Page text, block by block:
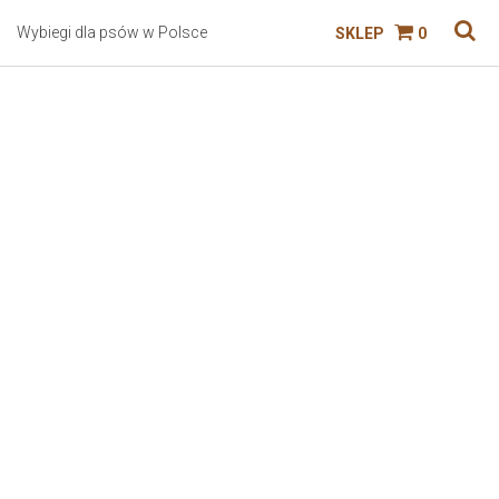
Wybiegi dla psów w Polsce SKLEP 0